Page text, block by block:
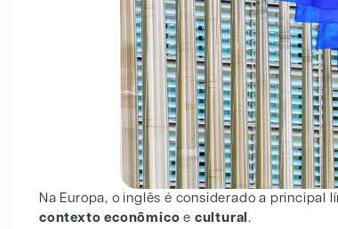
Na Europa, o inglês é considerado a principal
contexto econômico e cultural .